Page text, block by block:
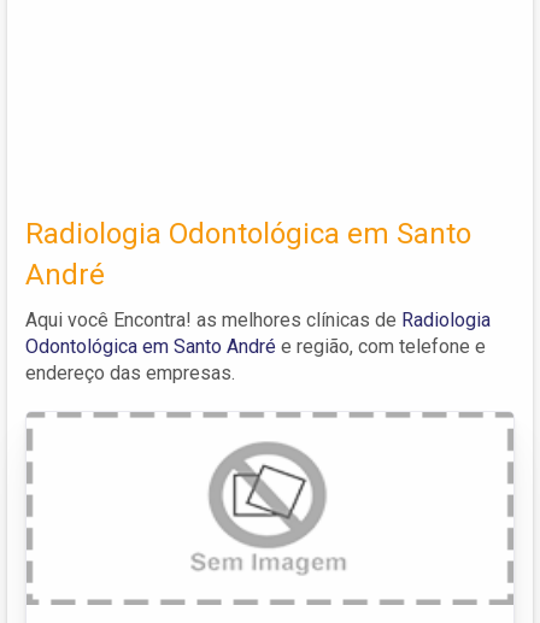
Radiologia Odontológica em Santo
André
Aqui você Encontra! as melhores clínicas de Radiologia
Odontológica em Santo André e região, com telefone e
endereço das empresas.